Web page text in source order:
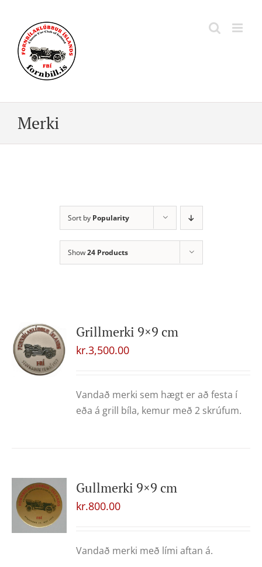
content
Merki
Sort by Popularity
Show24 Products
Grillmerki 9×9 cm
kr.3,500.00
Vandað merki sem hægt er að festa í
eða á grill bíla, kemur með 2 skrúfum.
Gullmerki 9×9 cm
kr.800.00
Vandað merki með lími aftan á.